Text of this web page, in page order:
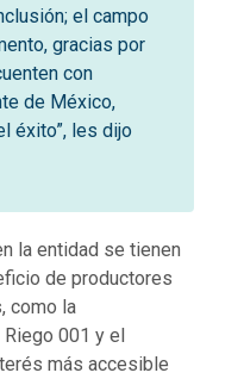
el campo
gracias por
con
de México,
éxito”, les dijo
la entidad se tienen
de productores
como la
001 y el
más accesible